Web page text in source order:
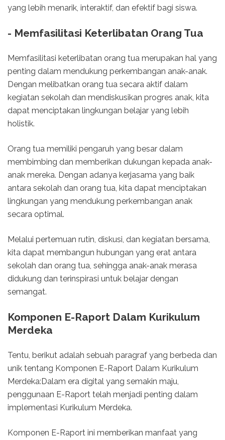
yang lebih menarik, interaktif, dan efektif bagi siswa.
- Memfasilitasi Keterlibatan Orang Tua
Memfasilitasi keterlibatan orang tua merupakan hal yang
penting dalam mendukung perkembangan anak-anak.
Dengan melibatkan orang tua secara aktif dalam
kegiatan sekolah dan mendiskusikan progres anak, kita
dapat menciptakan lingkungan belajar yang lebih
holistik.
Orang tua memiliki pengaruh yang besar dalam
membimbing dan memberikan dukungan kepada anak-
anak mereka. Dengan adanya kerjasama yang baik
antara sekolah dan orang tua, kita dapat menciptakan
lingkungan yang mendukung perkembangan anak
secara optimal.
Melalui pertemuan rutin, diskusi, dan kegiatan bersama,
kita dapat membangun hubungan yang erat antara
sekolah dan orang tua, sehingga anak-anak merasa
didukung dan terinspirasi untuk belajar dengan
semangat.
Komponen E-Raport Dalam Kurikulum
Merdeka
Tentu, berikut adalah sebuah paragraf yang berbeda dan
unik tentang Komponen E-Raport Dalam Kurikulum
Merdeka:Dalam era digital yang semakin maju,
penggunaan E-Raport telah menjadi penting dalam
implementasi Kurikulum Merdeka.
Komponen E-Raport ini memberikan manfaat yang